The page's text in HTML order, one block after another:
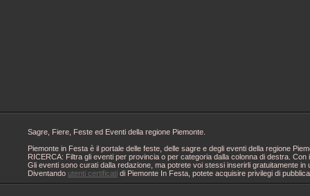
Sagre, Fiere, Feste ed Eventi della regione Piemonte.
Piemonte in Festa è il portale delle feste, delle sagre e degli eventi della regione
RICERCA: Filtra gli eventi per provincia o per categoria dalla colonna di destra.
Gli eventi sono curati dalla redazione, ma potrete voi stessi inserirli gratuitamente
Diventando utenti certificati di Piemonte In Festa, potete acquisire privilegi di